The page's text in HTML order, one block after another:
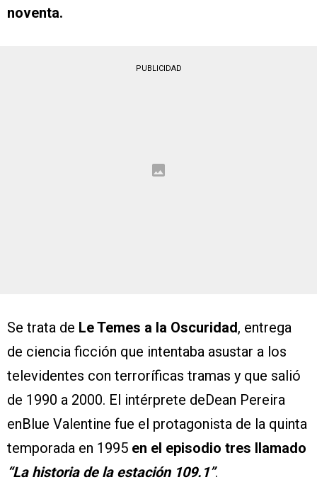
noventa.
PUBLICIDAD
Se trata de Le Temes a la Oscuridad, entrega
de ciencia ficción que intentaba asustar a los
televidentes con terroríficas tramas y que salió
de 1990 a 2000. El intérprete deDean Pereira
enBlue Valentine fue el protagonista de la quinta
temporada en 1995 en el episodio tres llamado
“La historia de la estación 109.1”.